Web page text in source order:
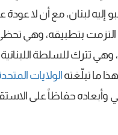
إليه لبنان، مع أن لا
التزمت بتطبيقه، وهي
تترك للسلطة
ما تبلّغتهالولايات
وأبعاده حفاظاً على